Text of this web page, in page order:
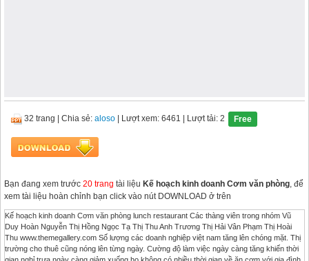
32 trang Chia sẻ: aloso | Lượt xem: 6461 | Lượt tải: 2 Free
Bạn đang xem trước 20 trang tài liệu Kế hoạch kinh doanh Cơm văn phòng, để
xem tài liệu hoàn chỉnh bạn click vào nút DOWNLOAD ở trên
Kế hoạch kinh doanh Cơm văn phòng lunch restaurant Các thàng viên trong nhóm Vũ
Duy Hoàn Nguyễn Thị Hồng Ngọc Tạ Thị Thu Anh Trương Thị Hải Vân Phạm Thị Hoài
Thu www.themegallery.com Số lượng các doanh nghiệp việt nam tăng lên chóng mặt. Thị
trường cho thuê cũng nóng lên từng ngày. Cường độ làm việc ngày càng tăng khiến thời